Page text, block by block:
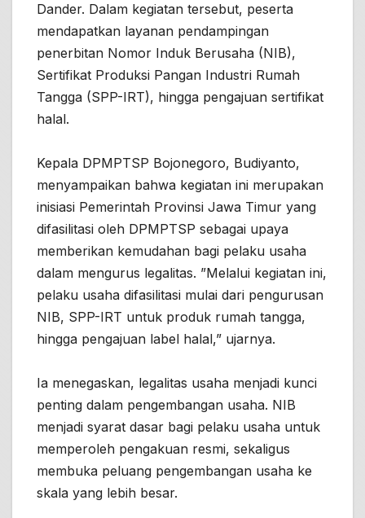
Dander. Dalam kegiatan tersebut, peserta
mendapatkan layanan pendampingan
penerbitan Nomor Induk Berusaha (NIB),
Sertifikat Produksi Pangan Industri Rumah
Tangga (SPP-IRT), hingga pengajuan sertifikat
halal.
Kepala DPMPTSP Bojonegoro, Budiyanto,
menyampaikan bahwa kegiatan ini merupakan
inisiasi Pemerintah Provinsi Jawa Timur yang
difasilitasi oleh DPMPTSP sebagai upaya
memberikan kemudahan bagi pelaku usaha
dalam mengurus legalitas. ”Melalui kegiatan ini,
pelaku usaha difasilitasi mulai dari pengurusan
NIB, SPP-IRT untuk produk rumah tangga,
hingga pengajuan label halal,” ujarnya.
Ia menegaskan, legalitas usaha menjadi kunci
penting dalam pengembangan usaha. NIB
menjadi syarat dasar bagi pelaku usaha untuk
memperoleh pengakuan resmi, sekaligus
membuka peluang pengembangan usaha ke
skala yang lebih besar.